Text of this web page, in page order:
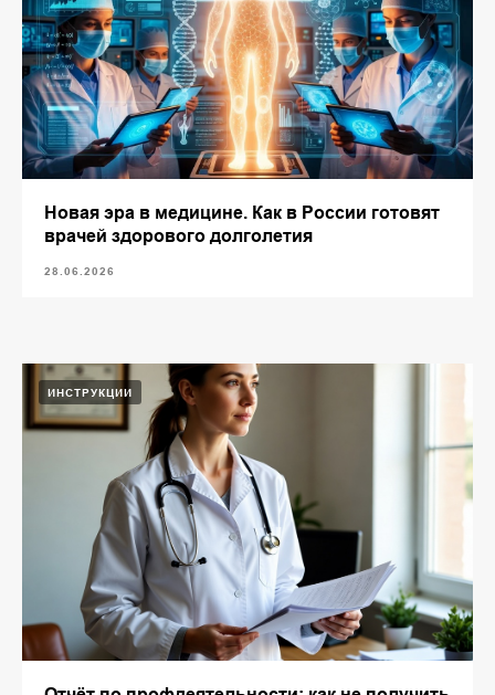
Новая эра в медицине. Как в России готовят
врачей здорового долголетия
28.06.2026
ИНСТРУКЦИИ